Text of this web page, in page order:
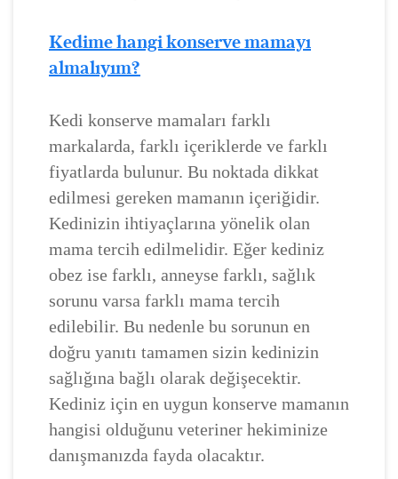
Kedime hangi konserve mamayı
almalıyım?
Kedi konserve mamaları farklı
markalarda, farklı içeriklerde ve farklı
fiyatlarda bulunur. Bu noktada dikkat
edilmesi gereken mamanın içeriğidir.
Kedinizin ihtiyaçlarına yönelik olan
mama tercih edilmelidir. Eğer kediniz
obez ise farklı, anneyse farklı, sağlık
sorunu varsa farklı mama tercih
edilebilir. Bu nedenle bu sorunun en
doğru yanıtı tamamen sizin kedinizin
sağlığına bağlı olarak değişecektir.
Kediniz için en uygun konserve mamanın
hangisi olduğunu veteriner hekiminize
danışmanızda fayda olacaktır.